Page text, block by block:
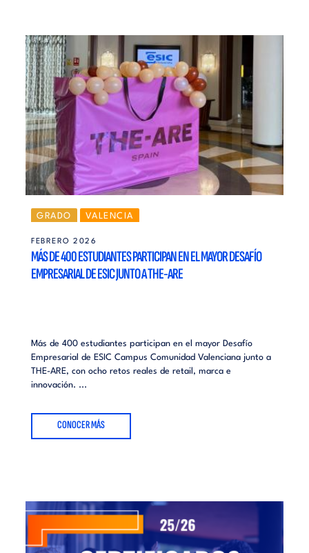
GRADO VALENCIA
FEBRERO 2026
MÁS DE 400 ESTUDIANTES PARTICIPAN EN EL MAYOR DESAFÍO
EMPRESARIAL DE ESIC JUNTO A THE-ARE
Más de 400 estudiantes participan en el mayor Desafío
Empresarial de ESIC Campus Comunidad Valenciana junto a
THE-ARE, con ocho retos reales de retail, marca e
innovación. ...
CONOCER MÁS